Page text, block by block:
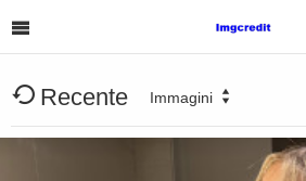
Recente Immagini